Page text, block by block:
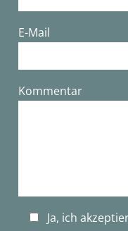
E-Mail
Bitte lasse dieses
Kommentar
Ja, ich